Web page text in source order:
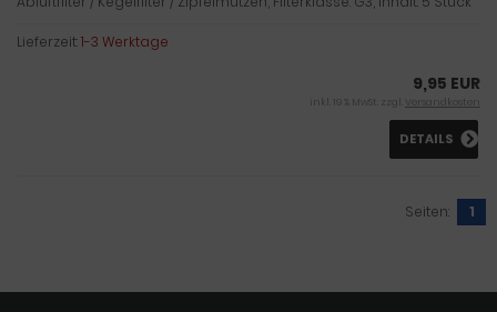
Lieferzeit:1-3 Werktage
9,95 EUR
inkl. 19 % MwSt. zzgl. Versandkosten
DETAILS
Seiten: 1